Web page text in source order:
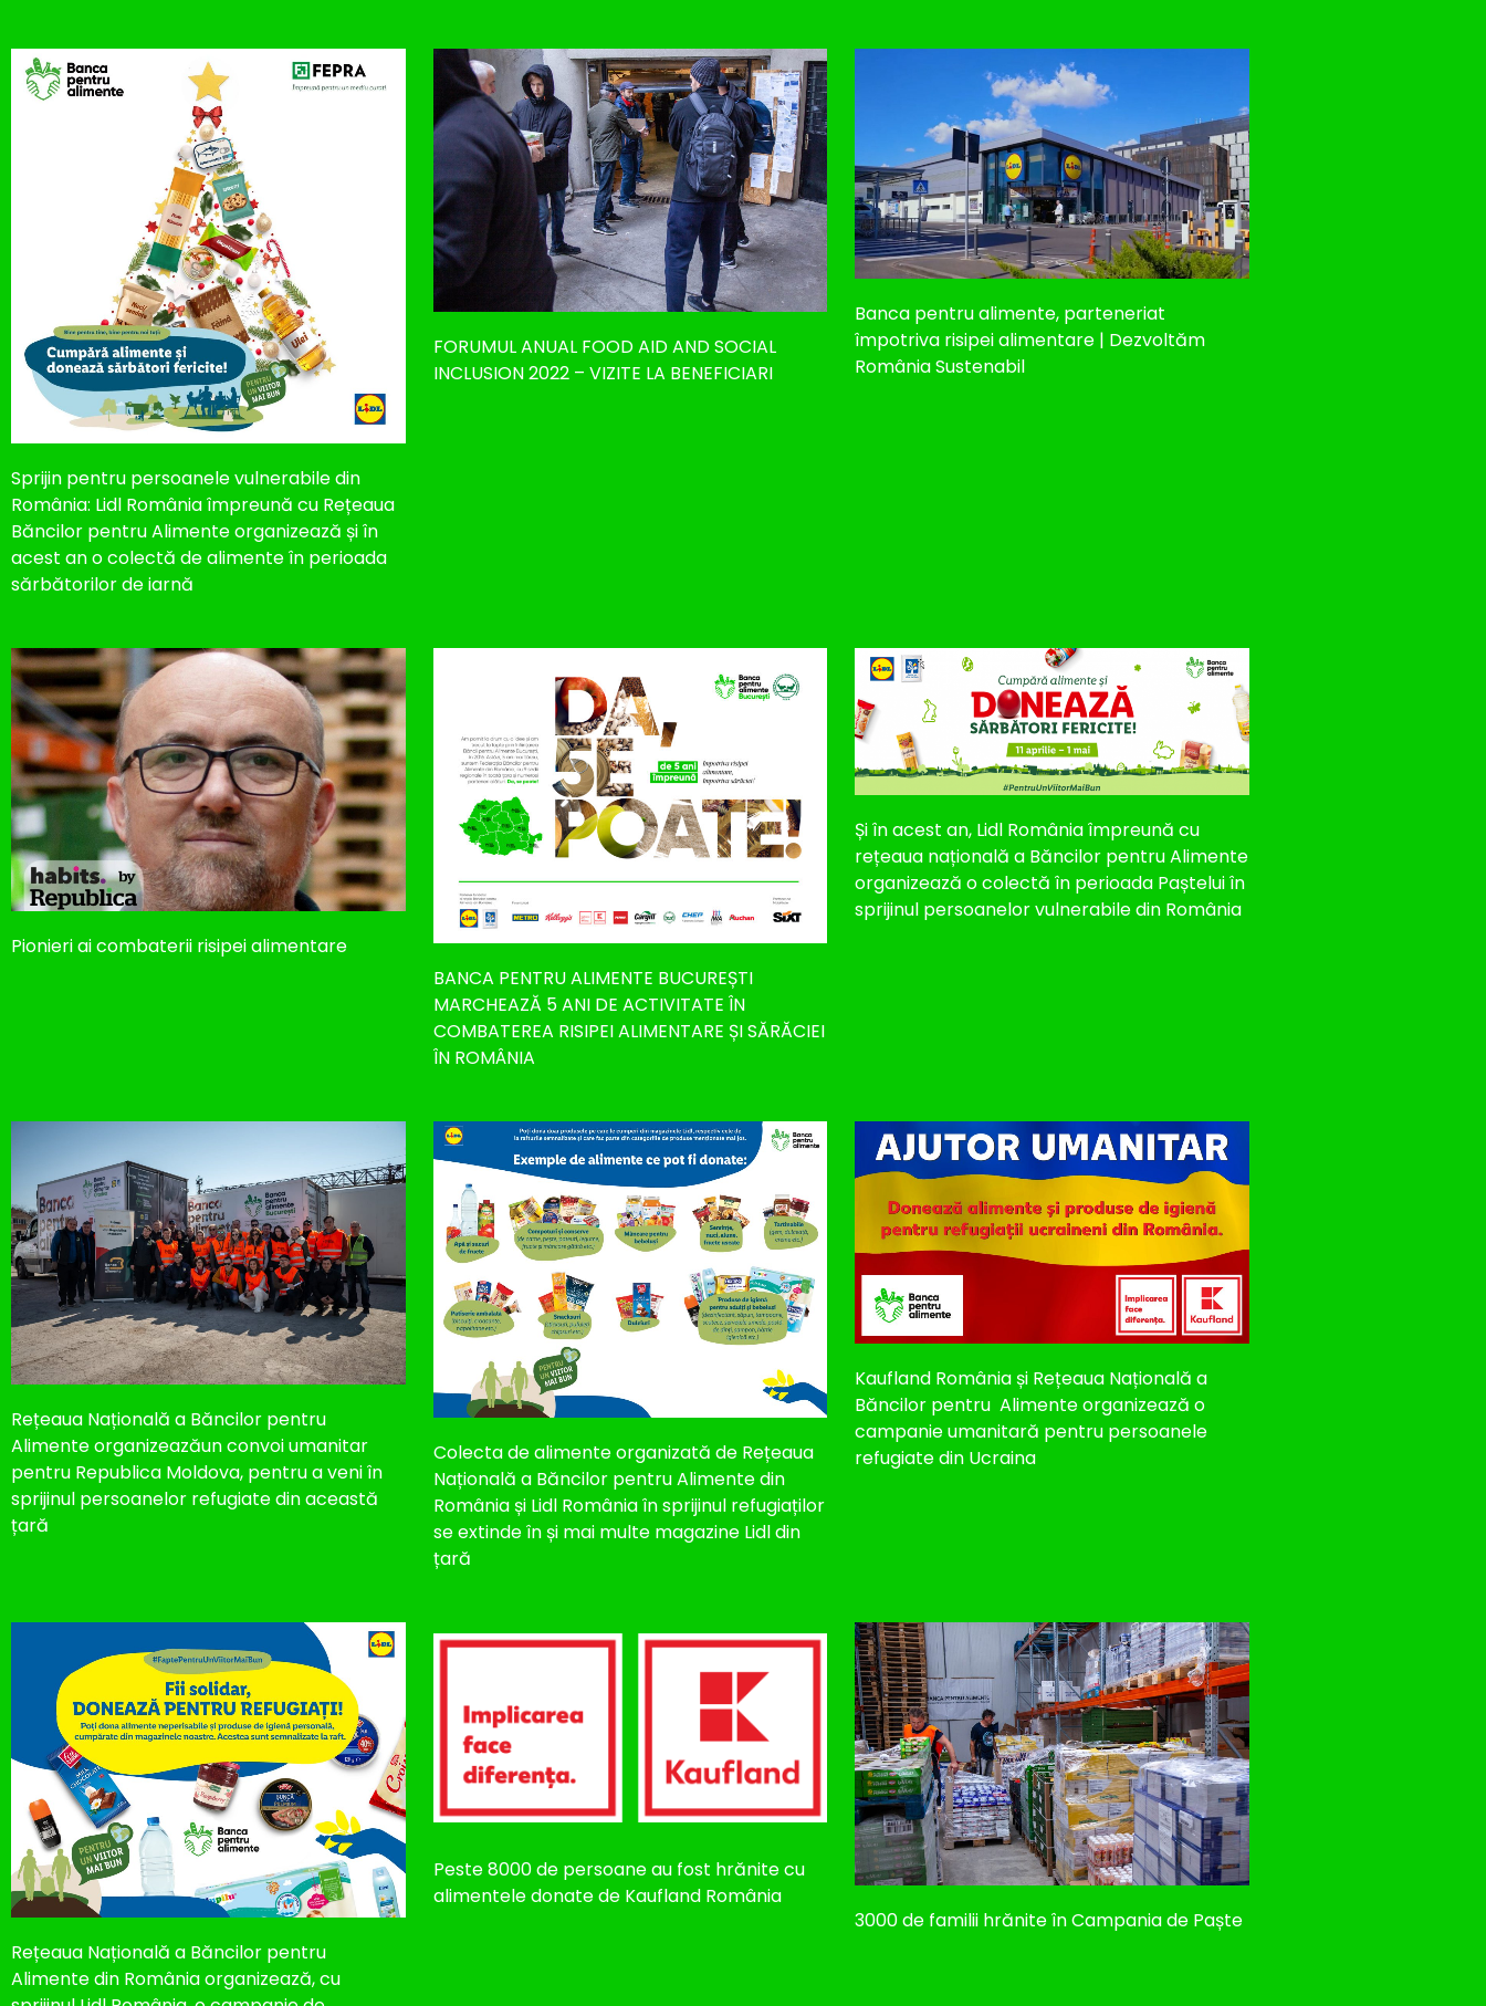
Sprijin pentru persoanele vulnerabile din
România: Lidl România împreună cu Rețeaua
Băncilor pentru Alimente organizează și în
acest an o colectă de alimente în perioada
sărbătorilor de iarnă
FORUMUL ANUAL FOOD AID AND SOCIAL
INCLUSION 2022 – VIZITE LA BENEFICIARI
Banca pentru alimente, parteneriat
împotriva risipei alimentare | Dezvoltăm
România Sustenabil
Pionieri ai combaterii risipei alimentare
BANCA PENTRU ALIMENTE BUCUREȘTI
MARCHEAZĂ 5 ANI DE ACTIVITATE ÎN
COMBATEREA RISIPEI ALIMENTARE ȘI SĂRĂCIEI
ÎN ROMÂNIA
Și în acest an, Lidl România împreună cu
rețeaua națională a Băncilor pentru Alimente
organizează o colectă în perioada Paștelui în
sprijinul persoanelor vulnerabile din România
Rețeaua Națională a Băncilor pentru
Alimente organizeazăun convoi umanitar
pentru Republica Moldova, pentru a veni în
sprijinul persoanelor refugiate din această
țară
Colecta de alimente organizată de Rețeaua
Națională a Băncilor pentru Alimente din
România și Lidl România în sprijinul refugiaților
se extinde în și mai multe magazine Lidl din
țară
Kaufland România și Rețeaua Națională a
Băncilor pentru Alimente organizează o
campanie umanitară pentru persoanele
refugiate din Ucraina
Rețeaua Națională a Băncilor pentru
Alimente din România organizează, cu
Peste 8000 de persoane au fost hrănite cu
alimentele donate de Kaufland România
3000 de familii hrănite în Campania de Paște